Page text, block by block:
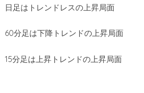
日足はトレンドレスの上昇局面
60分足は下降トレンドの上昇局面
15分足は上昇トレンドの上昇局面